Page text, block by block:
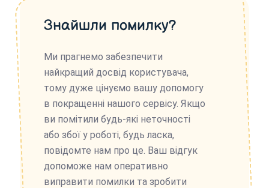
Знайшли помилку?
Ми прагнемо забезпечити
найкращий досвід користувача,
тому дуже цінуємо вашу допомогу
в покращенні нашого сервісу. Якщо
ви помітили будь-які неточності
або збої у роботі, будь ласка,
повідомте нам про це. Ваш відгук
допоможе нам оперативно
виправити помилки та зробити